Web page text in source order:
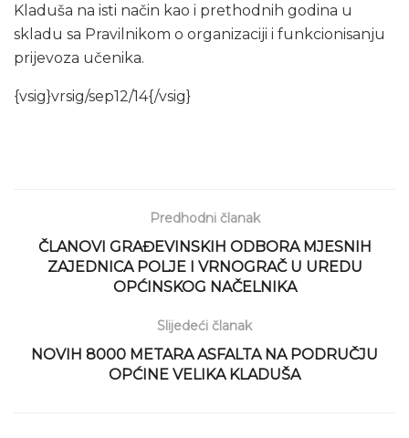
Kladuša na isti način kao i prethodnih godina u
skladu sa Pravilnikom o organizaciji i funkcionisanju
prijevoza učenika.
{vsig}vrsig/sep12/14{/vsig}
Predhodni članak
ČLANOVI GRAĐEVINSKIH ODBORA MJESNIH
ZAJEDNICA POLJE I VRNOGRAČ U UREDU
OPĆINSKOG NAČELNIKA
Slijedeći članak
NOVIH 8000 METARA ASFALTA NA PODRUČJU
OPĆINE VELIKA KLADUŠA